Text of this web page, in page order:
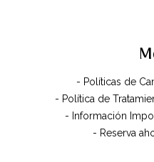
- Políticas de
- Política de
- Información
- Reserva